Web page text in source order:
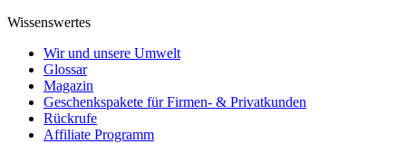
Wissenswertes
Wir und unsere Umwelt
Glossar
Magazin
Geschenkspakete für Firmen- & Privatkunden
Rückrufe
Affiliate Programm